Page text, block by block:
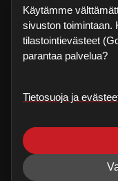
ominaisuusehdotukset
Käytämme
sivuston toimintaan.
tilastointievästeet
parantaa palvelua?
Tietosuoja ja